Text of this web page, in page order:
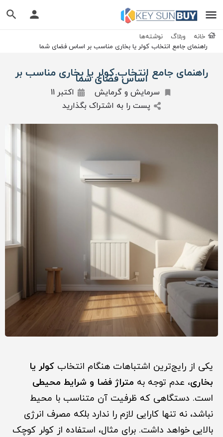
خانه وبلاگ
نوشته‌ها
راهنمای جامع انتخاب کولر یا بخاری مناسب بر اساس فضای شما
راهنمای جامع انتخاب کولر یا بخاری مناسب بر
اساس فضای شما
سرمایش و گرمایش
اکتبر 11
پست را به اشتراک بگذارید
یکی از رایج‌ترین اشتباهات هنگام انتخاب کولر یا
بخاری، عدم توجه به متراژ فضا و شرایط محیطی
است. دستگاهی که ظرفیت آن متناسب با محیط
نباشد، نه تنها کارایی لازم را ندارد بلکه مصرف انرژی
بالایی خواهد داشت. برای مثال، استفاده از کولر کوچک